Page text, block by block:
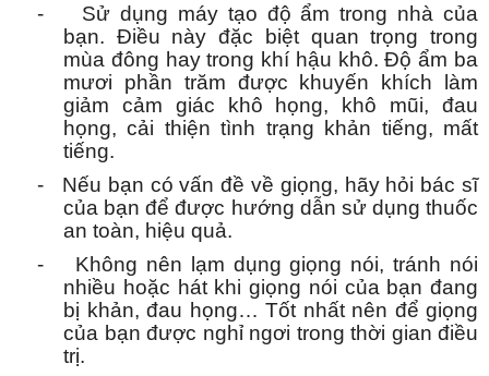
-
Sử dụng máy tạo độ ẩm trong nhà của
bạn. Điều này đặc biệt quan trọng trong
mùa đông hay trong khí hậu khô. Độ ẩm ba
mươi phần trăm được khuyến khích làm
giảm cảm giác khô họng, khô mũi, đau
họng, cải thiện tình trạng khản tiếng, mất
tiếng.
-
Nếu bạn có vấn đề về giọng, hãy hỏi bác sĩ
của bạn để được hướng dẫn sử dụng thuốc
an toàn, hiệu quả.
-
Không nên lạm dụng giọng nói, tránh nói
nhiều hoặc hát khi giọng nói của bạn đang
bị khản, đau họng… Tốt nhất nên để giọng
của bạn được nghỉ ngơi trong thời gian điều
trị.